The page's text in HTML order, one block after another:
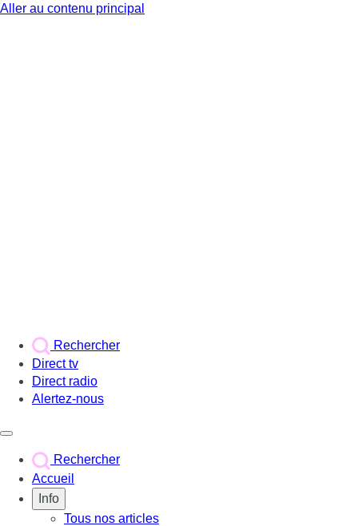
Aller au contenu principal
Rechercher
Direct tv
Direct radio
Alertez-nous
Rechercher
Accueil
Info
Tous nos articles